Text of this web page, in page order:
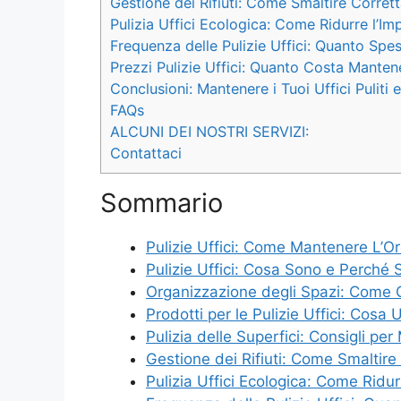
Pulizia Uffici Ecologica: Come Ridurre
Frequenza delle Pulizie Uffici: Quanto
Prezzi Pulizie Uffici: Quanto Costa
Conclusioni: Mantenere i Tuoi Uffici Puliti
FAQs
ALCUNI DEI NOSTRI SERVIZI:
Contattaci
Sommario
Pulizie Uffici: Come Mantenere
Pulizie Uffici: Cosa Sono e Perché
Organizzazione degli Spazi:
Prodotti per le Pulizie Uffici: Cosa
Pulizia delle Superfici: Consigli
Gestione dei Rifiuti: Come
Pulizia Uffici Ecologica: Come